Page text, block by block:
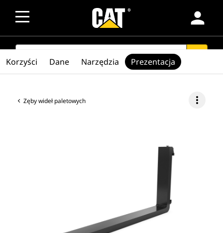
person
SEARCH
Zęby wideł paletowych more_vert
Korzyści Dane Narzędzia Prezentacja